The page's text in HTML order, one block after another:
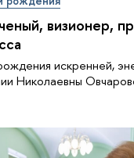
визионер,
искренней,
Николаевны